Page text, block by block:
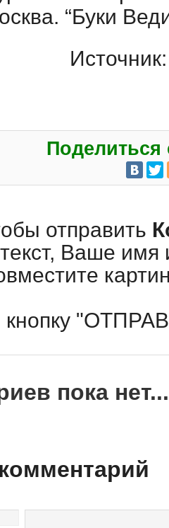
“Буки
Поделиться
отправить
Ваше имя
кнопку
пока